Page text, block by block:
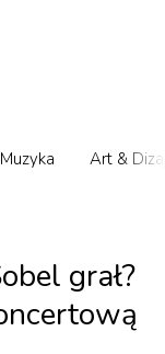
Muzyka Art &
grał?